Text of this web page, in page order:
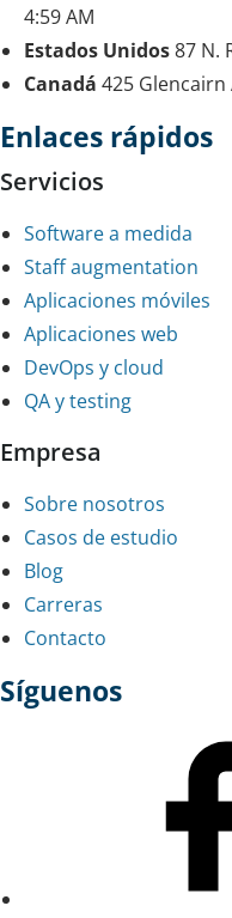
4:59 AM
Estados Unidos87 N.
Canadá 425
Enlaces rápidos
Servicios
Software a medida
Staff augmentation
Aplicaciones móviles
Aplicaciones web
DevOps y cloud
QA y testing
Empresa
Sobre nosotros
Casos de estudio
Blog
Carreras
Contacto
Síguenos